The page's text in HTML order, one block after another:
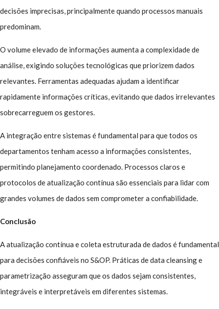
decisões imprecisas, principalmente quando processos manuais
predominam.
O volume elevado de informações aumenta a complexidade de
análise, exigindo soluções tecnológicas que priorizem dados
relevantes. Ferramentas adequadas ajudam a identificar
rapidamente informações críticas, evitando que dados irrelevantes
sobrecarreguem os gestores.
A integração entre sistemas é fundamental para que todos os
departamentos tenham acesso a informações consistentes,
permitindo planejamento coordenado. Processos claros e
protocolos de atualização contínua são essenciais para lidar com
grandes volumes de dados sem comprometer a confiabilidade.
Conclusão
A atualização contínua e coleta estruturada de dados é fundamental
para decisões confiáveis no S&OP. Práticas de data cleansing e
parametrização asseguram que os dados sejam consistentes,
integráveis e interpretáveis em diferentes sistemas.